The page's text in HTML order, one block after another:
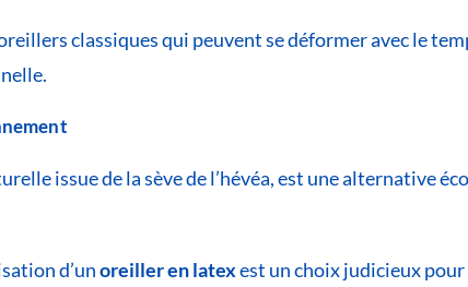
classiques qui peuvent se déformer avec le
issue de la sève de l’hévéa, est une alternative
d’unoreiller en latexest un choix judicieux